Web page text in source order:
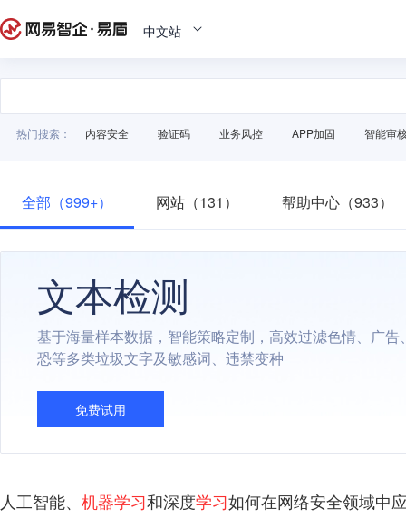
中文站
热门搜索： 内容安全 验证码 业务风控 APP加固 智能审
全部（999+） 网站（131） 帮助中心（933）
文本检测
基于海量样本数据，智能策略定制，高效过滤色情、广告
恐等多类垃圾文字及敏感词、违禁变种
免费试用
人工智能、 机器学习和深度学习如何在网络安全领域中